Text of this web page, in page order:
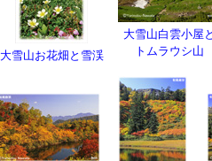
大雪山お花畑と雪渓
大雪山白雲小屋
トムラウシ山